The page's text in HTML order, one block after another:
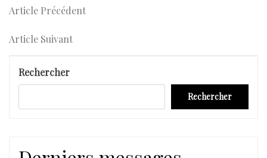
Navigation
de
Article
Article Précédent
Article
Article Suivant
Rechercher
Rechercher